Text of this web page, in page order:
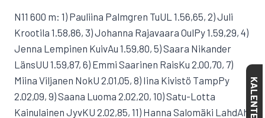
N11 600 m: 1) Pauliina Palmgren TuUL 1.56,65, 2) Juli
Krootila 1.58,86, 3) Johanna Rajavaara OulPy 1.59,29, 4)
Jenna Lempinen KuivAu 1.59,80, 5) Saara Nikander
LänsUU 1.59,87, 6) Emmi Saarinen RaisKu 2.00,70, 7)
Miina Viljanen NokU 2.01,05, 8) Iina Kivistö TampPy
2.02,09, 9) Saana Luoma 2.02,20, 10) Satu-Lotta
Kainulainen JyvKU 2.02,85, 11) Hanna Salomäki LahdAh KALENTERI